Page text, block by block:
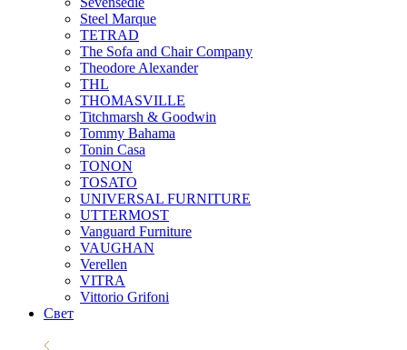
Steel Marque
TETRAD
The Sofa and Chair Company
Theodore Alexander
THL
THOMASVILLE
Titchmarsh & Goodwin
Tommy Bahama
Tonin Casa
TONON
TOSATO
UNIVERSAL FURNITURE
UTTERMOST
Vanguard Furniture
VAUGHAN
Verellen
VITRA
Vittorio Grifoni
Свет